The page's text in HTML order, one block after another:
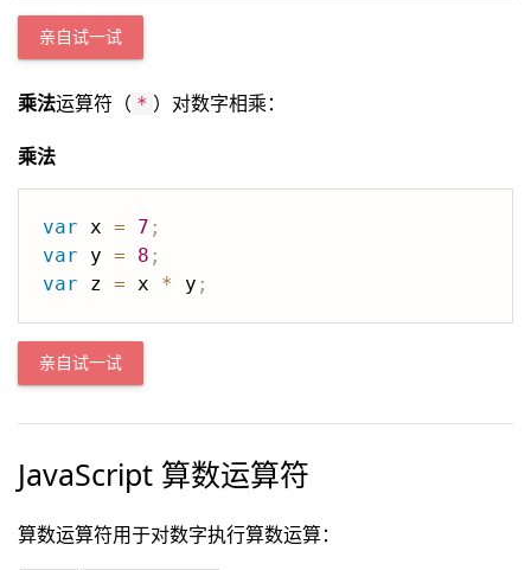
亲自试一试
乘法运算符（ * ）对数字相乘：
乘法
var x = 7 ;
var y = 8 ;
var z = x * y ;
亲自试一试
JavaScript 算数运算符
算数运算符用于对数字执行算数运算：